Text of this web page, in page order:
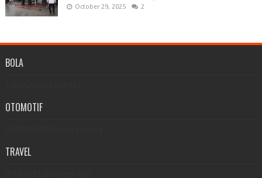
October 29, 2025 2
BOLA
OTOMOTIF
TRAVEL